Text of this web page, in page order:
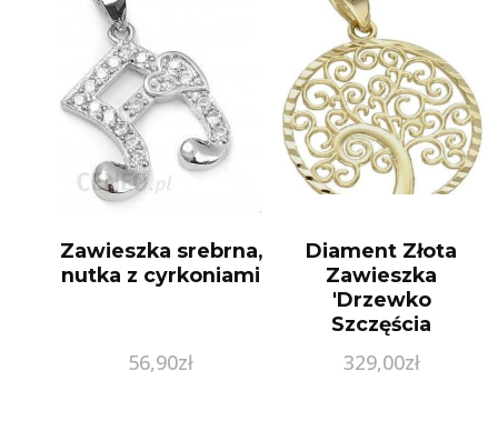
Zawieszka srebrna,
nutka z cyrkoniami
56,90zł
Diament Złota
Zawieszka
'Drzewko
Szczęścia
(ZA4693A333)
329,00zł